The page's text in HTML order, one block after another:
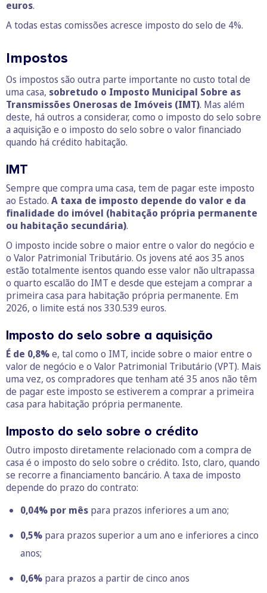
euros.
A todas estas comissões acresce imposto do selo de 4%.
Impostos
Os impostos são outra parte importante no custo total de
uma casa, sobretudo o Imposto Municipal Sobre as
Transmissões Onerosas de Imóveis (IMT). Mas além
deste, há outros a considerar, como o imposto do selo sobre
a aquisição e o imposto do selo sobre o valor financiado
quando há crédito habitação.
IMT
Sempre que compra uma casa, tem de pagar este imposto
ao Estado. A taxa de imposto depende do valor e da
finalidade do imóvel (habitação própria permanente
ou habitação secundária).
O imposto incide sobre o maior entre o valor do negócio e
o Valor Patrimonial Tributário. Os jovens até aos 35 anos
estão totalmente isentos quando esse valor não ultrapassa
o quarto escalão do IMT e desde que estejam a comprar a
primeira casa para habitação própria permanente. Em
2026, o limite está nos 330.539 euros.
Imposto do selo sobre a aquisição
É de 0,8%e, tal como o IMT, incide sobre o maior entre o
valor de negócio e o Valor Patrimonial Tributário (VPT). Mais
uma vez, os compradores que tenham até 35 anos não têm
de pagar este imposto se estiverem a comprar a primeira
casa para habitação própria permanente.
Imposto do selo sobre o crédito
Outro imposto diretamente relacionado com a compra de
casa é o imposto do selo sobre o crédito. Isto, claro, quando
se recorre a financiamento bancário. A taxa de imposto
depende do prazo do contrato:
0,04% por mês para prazos inferiores a um ano;
0,5% para prazos superior a um ano e inferiores a cinco
anos;
0,6% para prazos a partir de cinco anos